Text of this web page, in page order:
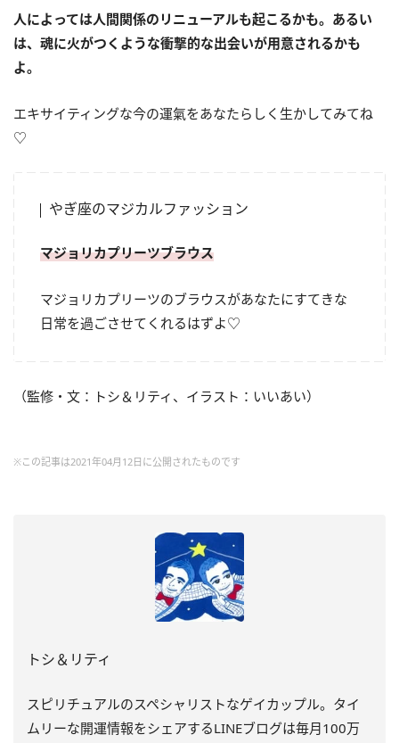
人によっては人間関係のリニューアルも起こるかも。あるい
は、魂に火がつくような衝撃的な出会いが用意されるかも
よ。
エキサイティングな今の運氣をあなたらしく生かしてみてね
♡
やぎ座のマジカルファッション
マジョリカプリーツブラウス
マジョリカプリーツのブラウスがあなたにすてきな
日常を過ごさせてくれるはずよ♡
（監修・文：トシ＆リティ、イラスト：いいあい）
※この記事は2021年04月12日に公開されたものです
トシ＆リティ
スピリチュアルのスペシャリストなゲイカップル。タイ
ムリーな開運情報をシェアするLINEブログは毎月100万